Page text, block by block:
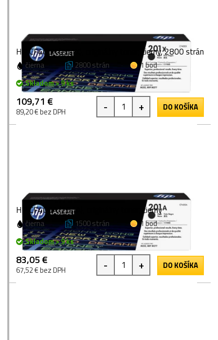
HP CF400X (201X), originálny toner, čierny, 2800 strán
čierna 2800 strán
1 bod
Skladom > 9 ks
109,71 €
89,20 € bez DPH - + DO KOŠÍKA
HP CF400A (201A), originálny toner, čierny
čierna 1500 strán
1 bod
Skladom > 9 ks
83,05 €
67,52 € bez DPH - + DO KOŠÍKA